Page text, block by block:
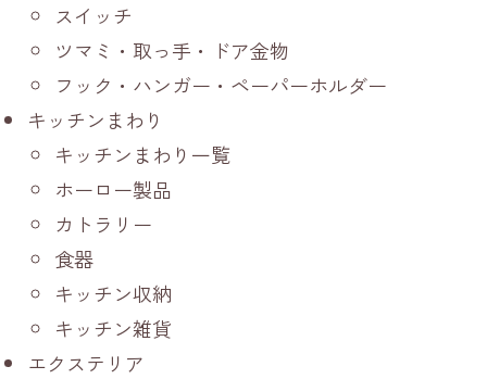
スイッチ
ツマミ・取っ手・ドア金物
フック・ハンガー・ペーパーホルダー
キッチンまわり
キッチンまわり一覧
ホーロー製品
カトラリー
食器
キッチン収納
キッチン雑貨
エクステリア